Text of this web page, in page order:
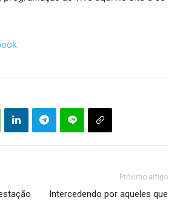
Próximo artigo
Intercedendo por aqueles que